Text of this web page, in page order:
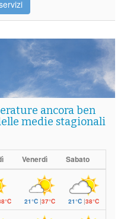
ancora ben
medie stagionali
Venerdì Sabato
21°C |37°C 21°C |38°C